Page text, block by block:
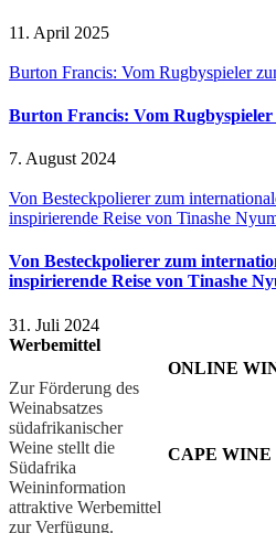
11. April 2025
Burton Francis: Vom Rugbyspieler
Burton Francis: Vom
7. August 2024
Von Besteckpolierer zum
inspirierende Reise von Tinashe
Von Besteckpolierer zum
inspirierende Reise von Tinashe
31. Juli 2024
ONLINE
CAPE WINE
Werbemittel
Zur Förderung des
Weinabsatzes
südafrikanischer
Weine stellt die
Südafrika
Weininformation
attraktive Werbemittel
zur Verfügung.